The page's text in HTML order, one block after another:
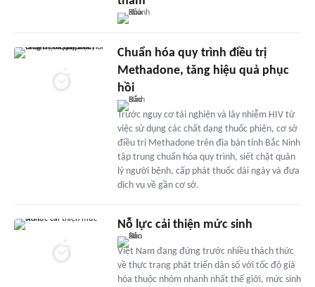
Chuẩn hóa quy trình điều trị
Methadone, tăng hiệu quả phục
hồi
Trước nguy cơ tái nghiện và lây nhiễm HIV từ
việc sử dụng các chất dạng thuốc phiện, cơ sở
điều trị Methadone trên địa bàn tỉnh Bắc Ninh
tập trung chuẩn hóa quy trình, siết chặt quản
lý người bệnh, cấp phát thuốc dài ngày và đưa
dịch vụ về gần cơ sở.
Nỗ lực cải thiện mức sinh
Việt Nam đang đứng trước nhiều thách thức
về thực trạng phát triển dân số với tốc độ già
hóa thuộc nhóm nhanh nhất thế giới, mức sinh